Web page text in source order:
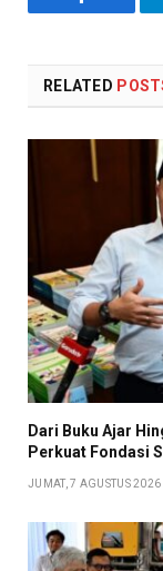
Facebook
RELATED
Dari Buku Ajar
Perkuat Fondasi
JUMAT, 7 AGUSTUS 2026